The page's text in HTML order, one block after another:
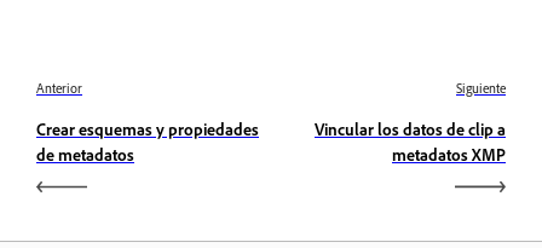
Anterior
Crear esquemas y propiedades
de metadatos
Siguiente
Vincular los datos de clip a
metadatos XMP